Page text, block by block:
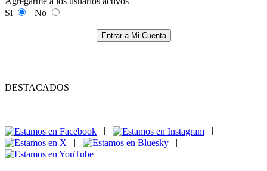
Si
No
Entrar a Mi Cuenta
DESTACADOS
|
|